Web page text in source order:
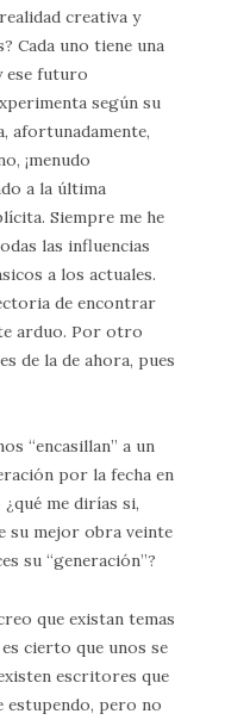
creativa y
Cada uno tiene una
ese futuro
según su
afortunadamente,
¡menudo
a la última
Siempre me he
las influencias
a los actuales.
de encontrar
arduo. Por otro
de la de ahora, pues
“encasillan” a un
por la fecha en
me dirías si,
su mejor obra veinte
su “generación”?
que existan temas
cierto que unos se
escritores que
estupendo, pero no